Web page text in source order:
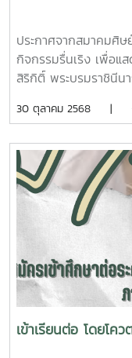
ประกาศจากสมาคมศิษ
กิจกรรมรื่นเริง เพื่อแ
สิริกิติ์ พระบรมราชินี
อย่างสุดซึ้งต่อการเสด็
ความร่วมมืองดการจัด
ประเภท เป็นระยะเวล
24 ตุลาคม 2569ขอเ
ท่านในการปฏิบัติตาม
มหากรุณาธิคุณอย่าง
2568(ดร. ขุนศรี ทอง
ศิษย์เก่าแม่โจ้#แสดงค
30 ตุลาคม 2568 |
เข้าเรียนต่อ โดยโค